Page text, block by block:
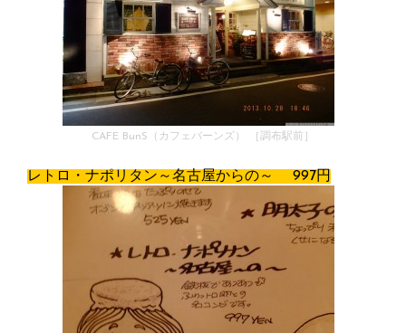
CAFE BunS（カフェバーンズ） ［調布駅前］
レトロ・ナポリタン～名古屋からの～ 997円